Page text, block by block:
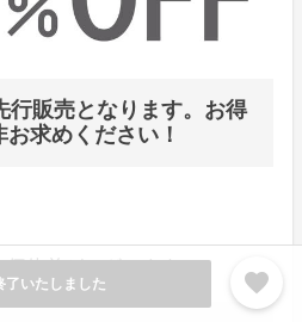
了いたしました favorite
行販売となります。お得
求めください！
体差がございます。